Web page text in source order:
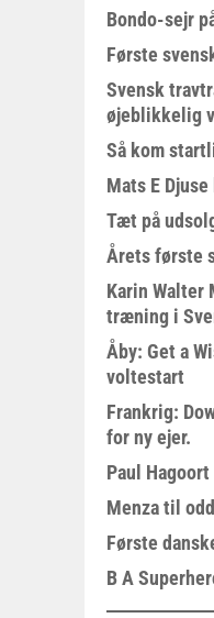
Bondo-sejr
Første
Svensk
øjeblikkelig
Så kom
Mats E
Tæt på
Årets første
Karin Walter
træning i
Åby: Get a
voltestart
Frankrig:
for ny ejer.
Paul
Menza til
Første
B A